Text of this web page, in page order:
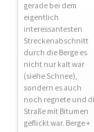
gerade bei dem
eigentlich
interessantesten
Streckenabschnitt
durch die Berge es
nicht nur kalt war
(siehe Schnee),
sondern es auch
noch regnete und
Straße mit Bitumen
geflickt war. Berge +